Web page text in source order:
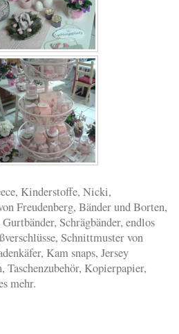
Kinderstoffe, Nicki,
Freudenberg, Bänder und Borten,
Schrägbänder, endlos
Schnittmuster von
Kam snaps, Jersey
Taschenzubehör, Kopierpapier,
mehr.